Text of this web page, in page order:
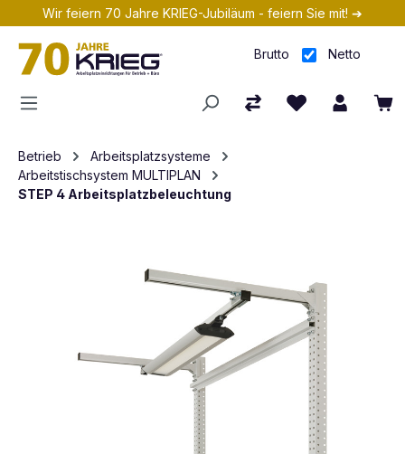
Zum Hauptinhalt springen
Wir feiern 70 Jahre KRIEG-Jubiläum - feiern Sie mit! ➔
Brutto Netto
Betrieb
Arbeitsplatzsysteme
Arbeitstischsystem MULTIPLAN
STEP 4 Arbeitsplatzbeleuchtung